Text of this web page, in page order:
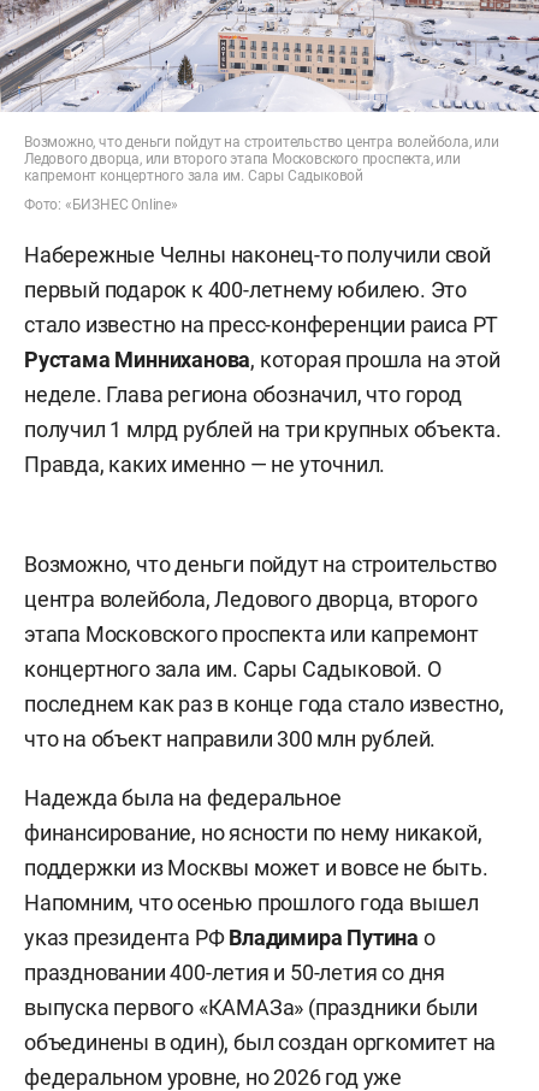
Возможно, что деньги пойдут на строительство центра волейбола, или
Ледового дворца, или второго этапа Московского проспекта, или
капремонт концертного зала им. Сары Садыковой
Фото: «БИЗНЕС Online»
Набережные Челны наконец-то получили свой
первый подарок к 400-летнему юбилею. Это
стало известно на пресс-конференции раиса РТ
Рустама Минниханова, которая прошла на этой
неделе. Глава региона обозначил, что город
получил 1 млрд рублей на три крупных объекта.
Правда, каких именно — не уточнил.
Возможно, что деньги пойдут на строительство
центра волейбола, Ледового дворца, второго
этапа Московского проспекта или капремонт
концертного зала им. Сары Садыковой. О
последнем как раз в конце года стало известно,
что на объект направили 300 млн рублей.
Надежда была на федеральное
финансирование, но ясности по нему никакой,
поддержки из Москвы может и вовсе не быть.
Напомним, что осенью прошлого года вышел
указ президента РФВладимира Путина о
праздновании 400-летия и 50-летия со дня
выпуска первого «КАМАЗа» (праздники были
объединены в один), был создан оргкомитет на
федеральном уровне, но 2026 год уже